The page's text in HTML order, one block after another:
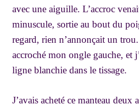
avec une aiguille. L’accroc
minuscule, sortie au bout du
regard, rien n’annonçait un
accroché mon ongle gauche, et
ligne blanchie dans le tissage.
J’avais acheté ce manteau deux